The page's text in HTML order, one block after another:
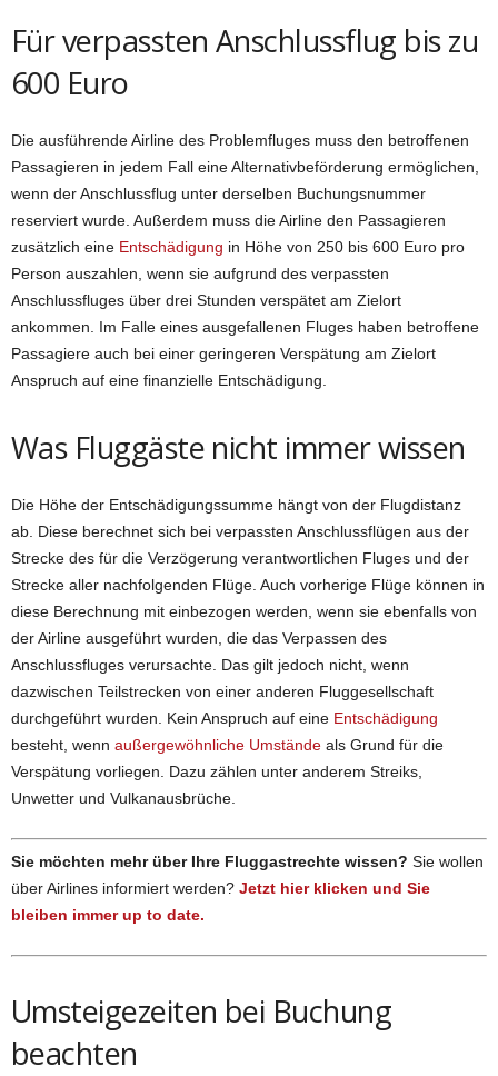
Für verpassten Anschlussflug bis zu
600 Euro
Die ausführende Airline des Problemfluges muss den betroffenen
Passagieren in jedem Fall eine Alternativbeförderung ermöglichen,
wenn der Anschlussflug unter derselben Buchungsnummer
reserviert wurde. Außerdem muss die Airline den Passagieren
zusätzlich eine Entschädigung in Höhe von 250 bis 600 Euro pro
Person auszahlen, wenn sie aufgrund des verpassten
Anschlussfluges über drei Stunden verspätet am Zielort
ankommen. Im Falle eines ausgefallenen Fluges haben betroffene
Passagiere auch bei einer geringeren Verspätung am Zielort
Anspruch auf eine finanzielle Entschädigung.
Was Fluggäste nicht immer wissen
Die Höhe der Entschädigungssumme hängt von der Flugdistanz
ab. Diese berechnet sich bei verpassten Anschlussflügen aus der
Strecke des für die Verzögerung verantwortlichen Fluges und der
Strecke aller nachfolgenden Flüge. Auch vorherige Flüge können in
diese Berechnung mit einbezogen werden, wenn sie ebenfalls von
der Airline ausgeführt wurden, die das Verpassen des
Anschlussfluges verursachte. Das gilt jedoch nicht, wenn
dazwischen Teilstrecken von einer anderen Fluggesellschaft
durchgeführt wurden. Kein Anspruch auf eine Entschädigung
besteht, wenn außergewöhnliche Umstände als Grund für die
Verspätung vorliegen. Dazu zählen unter anderem Streiks,
Unwetter und Vulkanausbrüche.
Sie möchten mehr über Ihre Fluggastrechte wissen? Sie wollen
über Airlines informiert werden? Jetzt hier klicken und Sie
bleiben immer up to date.
Umsteigezeiten bei Buchung
beachten